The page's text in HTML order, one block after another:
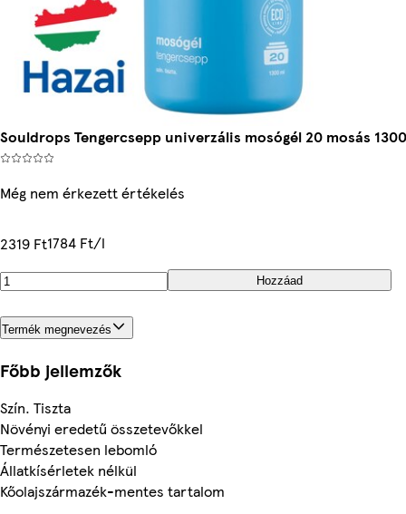
Souldrops Tengercsepp univerzális mosógél 20 mosás
Még nem érkezett értékelés
2319 Ft1784 Ft/l
Hozzáad
Termék megnevezés
Főbb jellemzők
Szín. Tiszta
Növényi eredetű összetevőkkel
Természetesen lebomló
Állatkísérletek nélkül
Kőolajszármazék-mentes tartalom